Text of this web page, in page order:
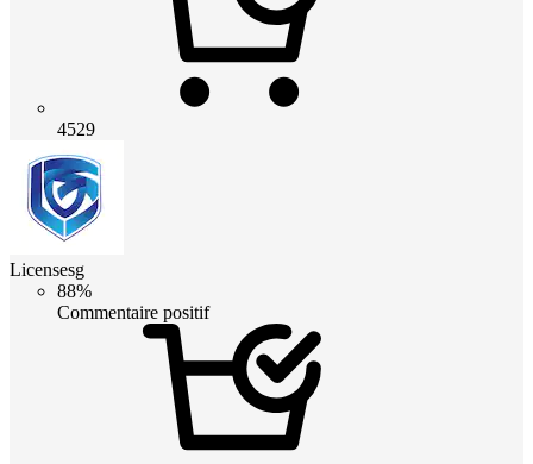
4529
Licensesg
88%
Commentaire positif